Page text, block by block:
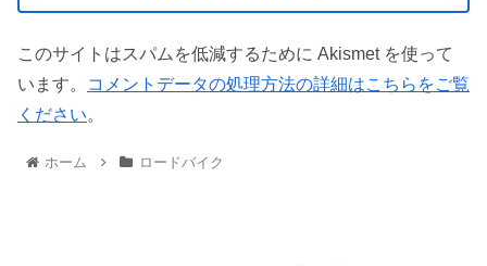
このサイトはスパムを低減するために Akismet を使って
います。
コメントデータの処理方法の詳細はこちらをご覧
ください。
ホーム ロードバイク